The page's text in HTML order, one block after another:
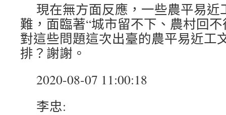
現在無方面反應，一些農平易近
難，面臨著“城市留不下、農村回
對這些問題這次出臺的農平易近工
排？謝謝。
2020-08-07 11:00:18
李忠: